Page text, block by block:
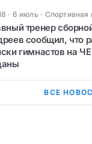
· 6 июль· Спортивная
тренер
сообщил, что
гимнастов на
ВСЕ